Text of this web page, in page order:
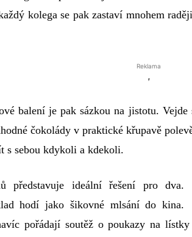
kolega se pak zastaví mnohem
Reklama
'
balení je pak sázkou na jistotu.
čokolády v praktické křupavě
s sebou kdykoli a kdekoli.
představuje ideální řešení pro dva.
hodí jako šikovné mlsání do kina.
pořádají soutěž o poukazy na